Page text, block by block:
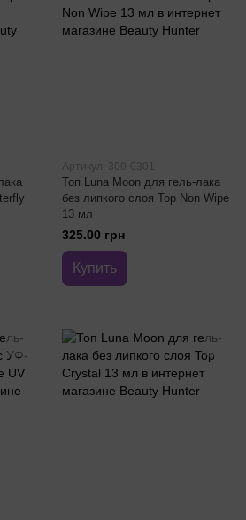
Артикул: 300-0301
Топ Luna Moon для гель-лака
без липкого слоя Top Non Wipe
13 мл
325.00 грн
Купить